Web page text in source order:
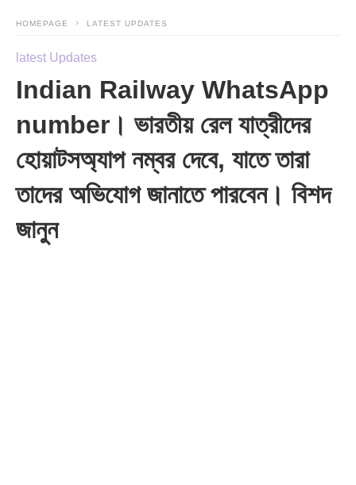
HOMEPAGE LATEST UPDATES
latest Updates
Indian Railway WhatsApp
number। ভারতীয় রেল যাত্রীদের
হোয়াটসঅ্যাপ নম্বর দেবে, যাতে তারা
তাদের অভিযোগ জানাতে পারবেন। বিশদ
জানুন